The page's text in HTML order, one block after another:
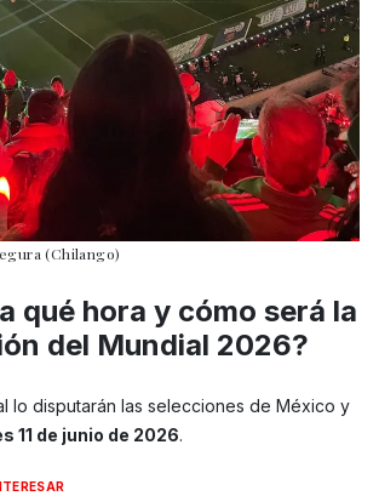
(Chilango)
qué hora y cómo será la
del Mundial 2026?
lo disputarán las selecciones de México y
11 de junio de 2026.